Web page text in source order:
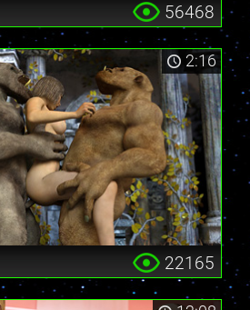
56468
2:16
22165